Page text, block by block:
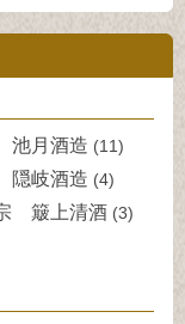
月酒造 (11)
隠岐酒造 (4)
簸上清酒 (3)